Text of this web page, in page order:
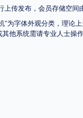
上传发布，会员存储空
”为字体外观分类，理论
他系统需请专业人士